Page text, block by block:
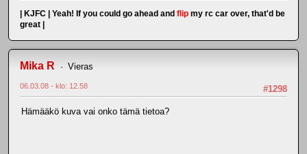
| KJFC | Yeah! If you could go ahead and flip my rc car over, that'd be
great |
Mika R Vieras
#1298
06.03.08 - klo: 12.58
Hämääkö kuva vai onko tämä tietoa?